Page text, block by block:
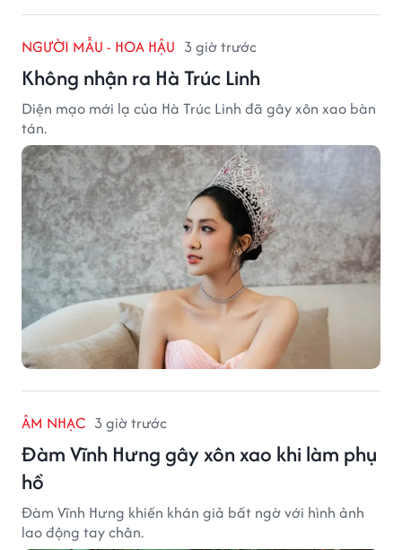
NGƯỜI MẪU - HOA HẬU 3 giờ trước
Không nhận ra Hà Trúc Linh
Diện mạo mới lạ của Hà Trúc Linh đã gây xôn xao bàn
tán.
ÂM NHẠC 3 giờ trước
Đàm Vĩnh Hưng gây xôn xao khi làm phụ
hồ
Đàm Vĩnh Hưng khiến khán giả bất ngờ với hình ảnh
lao động tay chân.